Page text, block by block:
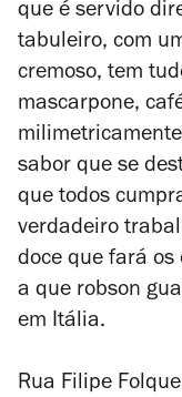
que é servido
tabuleiro, com
cremoso, tem
mascarpone,
sabor que se
que todos
verdadeiro
doce que fará os
a que robson
em Itália.
Rua Filipe